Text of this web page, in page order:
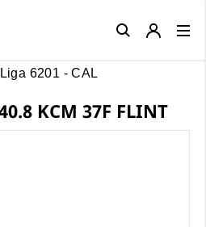
6201 - CAL
KCM 37F FLINT
Close